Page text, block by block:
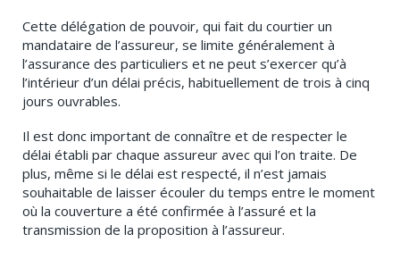
Cette délégation de pouvoir, qui fait du courtier un
mandataire de l’assureur, se limite généralement à
l’assurance des particuliers et ne peut s’exercer qu’à
l’intérieur d’un délai précis, habituellement de trois à cinq
jours ouvrables.
Il est donc important de connaître et de respecter le
délai établi par chaque assureur avec qui l’on traite. De
plus, même si le délai est respecté, il n’est jamais
souhaitable de laisser écouler du temps entre le moment
où la couverture a été confirmée à l’assuré et la
transmission de la proposition à l’assureur.